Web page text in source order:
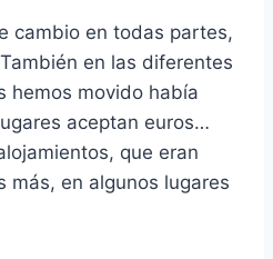
cambio en todas partes,
en las diferentes
hemos movido había
aceptan euros…
que eran
más, en algunos lugares